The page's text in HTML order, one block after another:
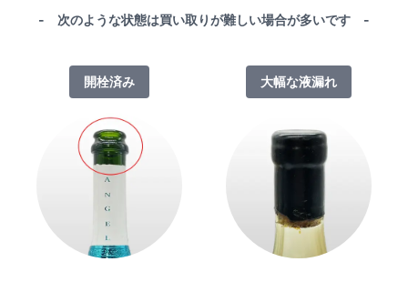
- 次のような状態は買い取りが難しい場合が多いです -
開栓済み 大幅な液漏れ